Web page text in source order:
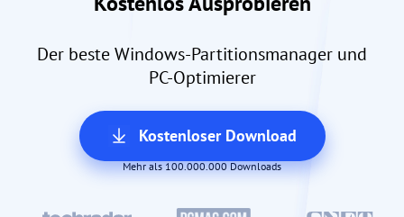
Der beste Windows-Partitionsmanager und
PC-Optimierer
Kostenloser Download
Mehr als 100.000.000 Downloads